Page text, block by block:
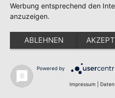
Juni
Mai
Werbung entsprechend den
anzuzeigen.
ABLEHNEN
Powered by
Impressum